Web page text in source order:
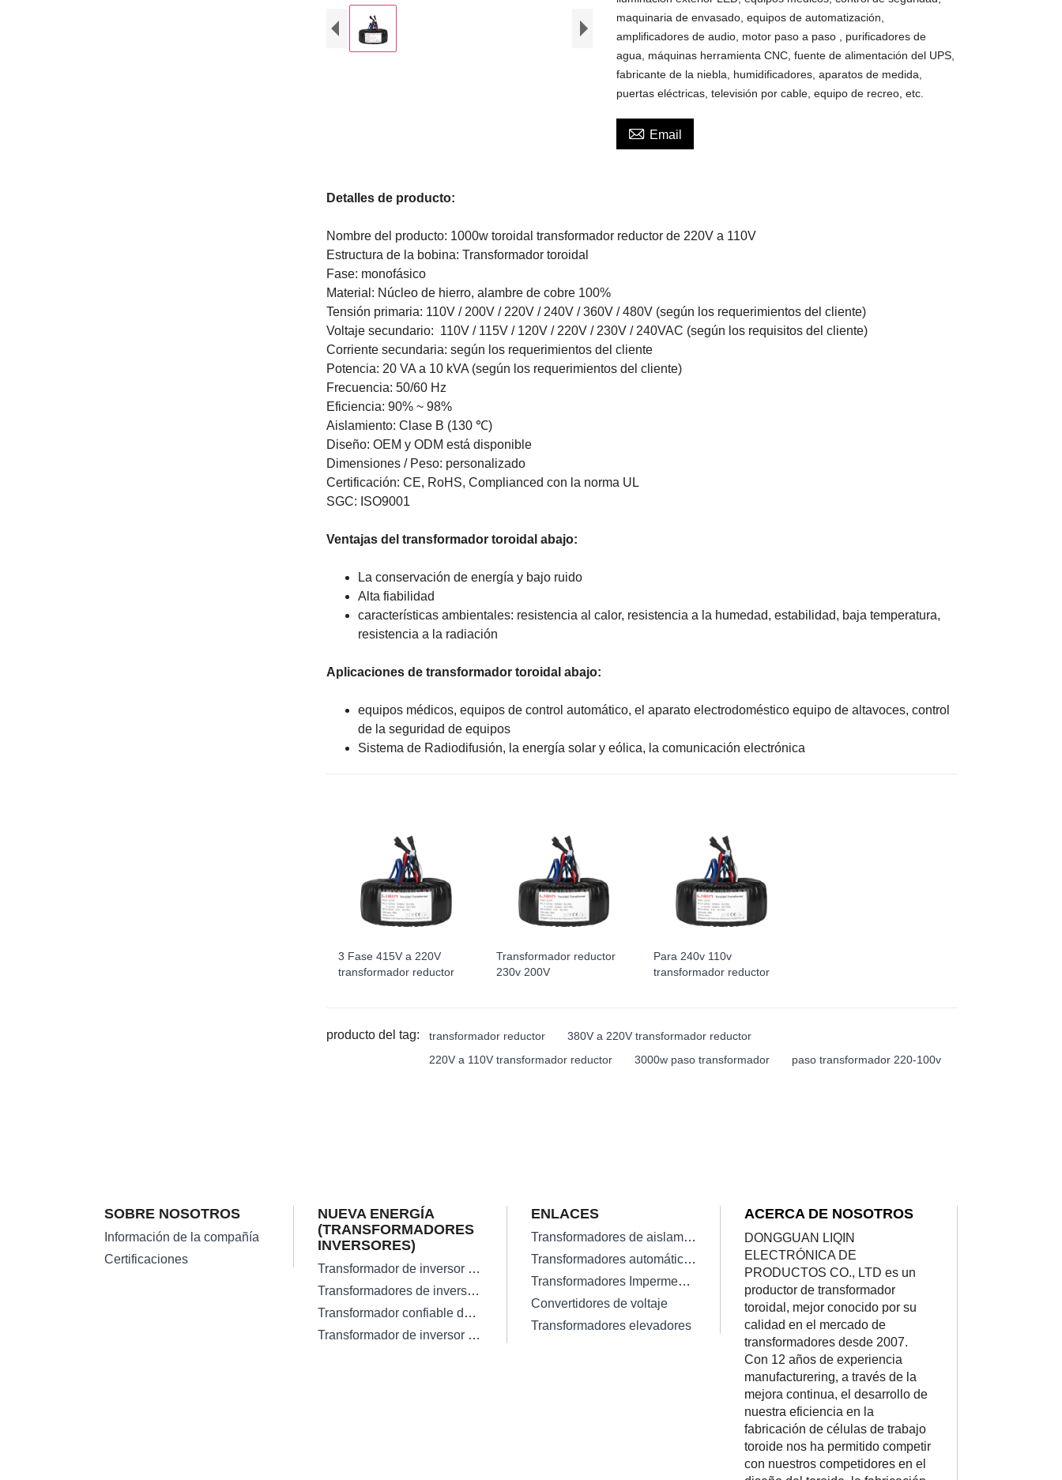
maquinaria de envasado, equipos de automatización,
amplificadores de audio, motor paso a paso , purificadores de
agua, máquinas herramienta CNC, fuente de alimentación del UPS,
fabricante de la niebla, humidificadores, aparatos de medida,
puertas eléctricas, televisión por cable, equipo de recreo, etc.
 Email
Detalles de producto:
Nombre del producto: 1000w toroidal transformador reductor de 220V a 110V
Estructura de la bobina: Transformador toroidal
Fase: monofásico
Material: Núcleo de hierro, alambre de cobre 100%
Tensión primaria: 110V / 200V / 220V / 240V / 360V / 480V (según los requerimientos del cliente)
Voltaje secundario: 110V / 115V / 120V / 220V / 230V / 240VAC (según los requisitos del cliente)
Corriente secundaria: según los requerimientos del cliente
Potencia: 20 VA a 10 kVA (según los requerimientos del cliente)
Frecuencia: 50/60 Hz
Eficiencia: 90% ~ 98%
Aislamiento: Clase B (130 ℃)
Diseño: OEM y ODM está disponible
Dimensiones / Peso: personalizado
Certificación: CE, RoHS, Complianced con la norma UL
SGC: ISO9001
Ventajas del transformador toroidal abajo:
La conservación de energía y bajo ruido
Alta fiabilidad
características ambientales: resistencia al calor, resistencia a la humedad, estabilidad, baja temperatura,
resistencia a la radiación
Aplicaciones de transformador toroidal abajo:
equipos médicos, equipos de control automático, el aparato electrodoméstico equipo de altavoces, control
de la seguridad de equipos
Sistema de Radiodifusión, la energía solar y eólica, la comunicación electrónica
3 Fase 415V a 220V
transformador reductor
Transformador reductor
230v 200V
Para 240v 110v
transformador reductor
producto del tag: transformador reductor
380V a 220V transformador reductor
220V a 110V transformador reductor
3000w paso transformador paso transformador 220-100v
SOBRE NOSOTROS
Información de la compañía
Certificaciones
NUEVA ENERGÍA
(TRANSFORMADORES
INVERSORES)
Transformador de inversor solar en red de alta eficiencia
Transformadores de inversor solar monofásico
Transformador confiable de inversor de onda sinusoidal pura de 300 vatios
Transformador de inversor solar trifásico fuera de la red de baja pérdida
ENLACES
Transformadores de aislamiento
Transformadores automáticos
Transformadores Impermeables
Convertidores de voltaje
Transformadores elevadores
ACERCA DE NOSOTROS
DONGGUAN LIQIN
ELECTRÓNICA DE
PRODUCTOS CO., LTD es un
productor de transformador
toroidal, mejor conocido por su
calidad en el mercado de
transformadores desde 2007.
Con 12 años de experiencia
manufacturering, a través de la
mejora continua, el desarrollo de
nuestra eficiencia en la
fabricación de células de trabajo
toroide nos ha permitido competir
con nuestros competidores en el